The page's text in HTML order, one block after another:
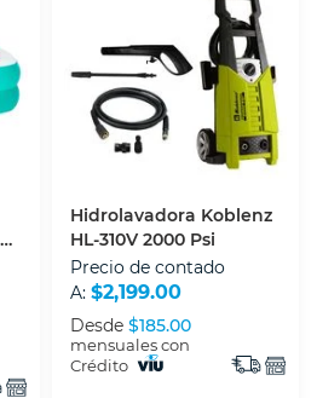
Hidrolavadora Koblenz
HL-310V 2000 Psi
Precio de contado
A: $2,199.00
Desde $185.00
mensuales con
Crédito